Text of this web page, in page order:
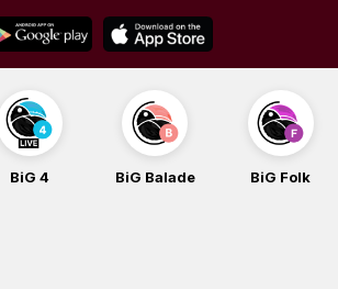
BiG Balade BiG Folk BiG iG